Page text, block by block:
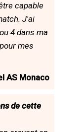
capable
J'ai
4 dans ma
mes
AS Monaco
de cette